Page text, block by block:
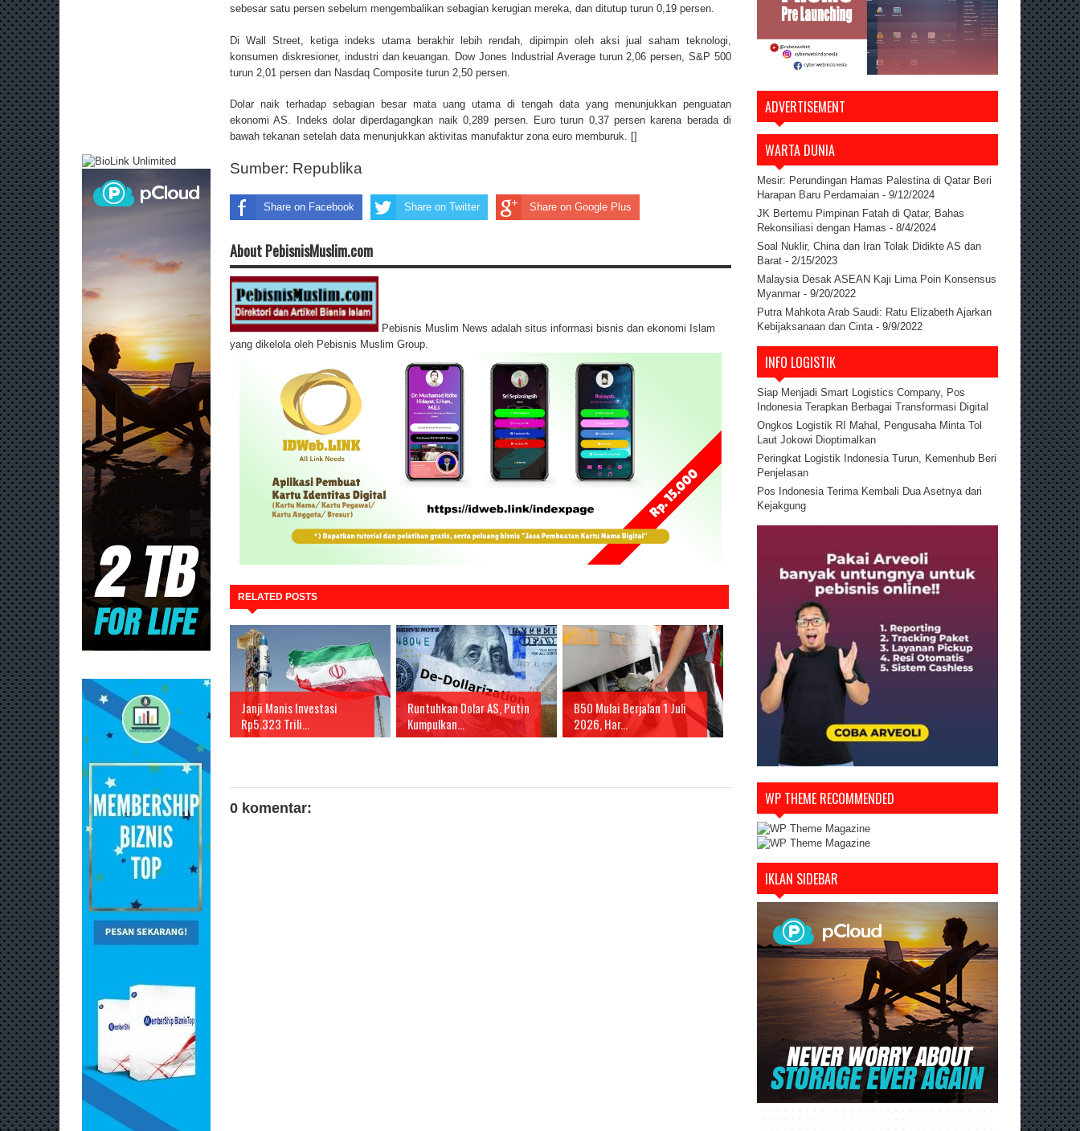
sebesar satu persen sebelum mengembalikan sebagian kerugian mereka, dan ditutup turun 0,19 persen.
Di Wall Street, ketiga indeks utama berakhir lebih rendah, dipimpin oleh aksi jual saham teknologi,
konsumen diskresioner, industri dan keuangan. Dow Jones Industrial Average turun 2,06 persen, S&P 500
turun 2,01 persen dan Nasdaq Composite turun 2,50 persen.
Dolar naik terhadap sebagian besar mata uang utama di tengah data yang menunjukkan penguatan
ekonomi AS. Indeks dolar diperdagangkan naik 0,289 persen. Euro turun 0,37 persen karena berada di
bawah tekanan setelah data menunjukkan aktivitas manufaktur zona euro memburuk. []
Sumber: Republika
Share on Facebook Share on Twitter Share on Google Plus
About PebisnisMuslim.com
Pebisnis Muslim News adalah situs informasi bisnis dan ekonomi Islam
yang dikelola oleh Pebisnis Muslim Group.
RELATED POSTS
Janji Manis Investasi
Rp5.323 Trili...
Runtuhkan Dolar AS, Putin
Kumpulkan...
B50 Mulai Berjalan 1 Juli
2026, Har...
0 komentar:
ADVERTISEMENT
WARTA DUNIA
Mesir: Perundingan Hamas Palestina di Qatar Beri
Harapan Baru Perdamaian - 9/12/2024
JK Bertemu Pimpinan Fatah di Qatar, Bahas
Rekonsiliasi dengan Hamas - 8/4/2024
Soal Nuklir, China dan Iran Tolak Didikte AS dan
Barat - 2/15/2023
Malaysia Desak ASEAN Kaji Lima Poin Konsensus
Myanmar - 9/20/2022
Putra Mahkota Arab Saudi: Ratu Elizabeth Ajarkan
Kebijaksanaan dan Cinta - 9/9/2022
INFO LOGISTIK
Siap Menjadi Smart Logistics Company, Pos
Indonesia Terapkan Berbagai Transformasi Digital
Ongkos Logistik RI Mahal, Pengusaha Minta Tol
Laut Jokowi Dioptimalkan
Peringkat Logistik Indonesia Turun, Kemenhub Beri
Penjelasan
Pos Indonesia Terima Kembali Dua Asetnya dari
Kejakgung
WP THEME RECOMMENDED
IKLAN SIDEBAR